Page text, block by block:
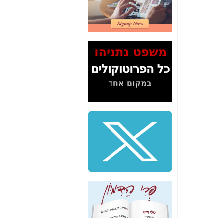
2" על תעלולי השר
משה כחלון -כאן
המשך חשיפת הבלוף
ששמו "מהפיכת
הסלולר" ואיך מסרסים
כאן
סיכום ביקור בסיליקון
משקיעות ומפתחות
באותם תחומים -כאן
שלמה פילבר (עד
לאחרונה מנכ"ל משרד
התקשורת) - עד
מדינה? הצחקתם
"יש אפליה בחקירה"?
חשיפה: למה השר
משה כחלון לא נחקר
עד היום? -
כאן